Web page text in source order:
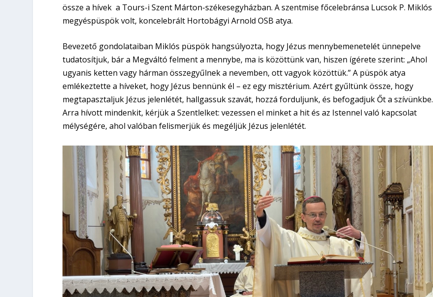
össze a hívek a Tours-i Szent Márton-székesegyházban. A szentmise főcelebránsa Lucsok P. Miklós
megyéspüspök volt, koncelebrált Hortobágyi Arnold OSB atya.
Bevezető gondolataiban Miklós püspök hangsúlyozta, hogy Jézus mennybemenetelét ünnepelve
tudatosítjuk, bár a Megváltó felment a mennybe, ma is közöttünk van, hiszen ígérete szerint: „Ahol
ugyanis ketten vagy hárman összegyűlnek a nevemben, ott vagyok közöttük.” A püspök atya
emlékeztette a híveket, hogy Jézus bennünk él – ez egy misztérium. Azért gyűltünk össze, hogy
megtapasztaljuk Jézus jelenlétét, hallgassuk szavát, hozzá forduljunk, és befogadjuk Őt a szívünkbe.
Arra hívott mindenkit, kérjük a Szentlelket: vezessen el minket a hit és az Istennel való kapcsolat
mélységére, ahol valóban felismerjük és megéljük Jézus jelenlétét.